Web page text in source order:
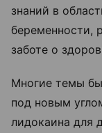
знаний в
беременности,
заботе о
Многие темы
под новым
лидокаина для